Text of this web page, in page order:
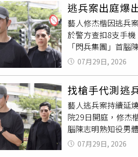
有任何勢力公開威
「MST Marquee」
今也可能面臨風險
海事安全公司「
將大幅推升戰爭風
運費分析師萊特
程、更高的運費所
Energy）大西洋液
面臨威脅，「現階
（Persian Gulf）
地阿拉伯也已將大
脅並展開攻擊，使
逃兵案出庭爆
藝人修杰楷因逃兵
於警方查扣8支手
「閃兵集團」首
謝坤達、棒棒堂成
修杰楷等人在
院29日召開準備庭
萬元，其律師則辯
修杰楷律師稱，他
歉，服役期間還投
外稱自己這段時間
07月29日, 2026
找槍手代測逃
藝人逃兵案持續延
院29日開庭，修杰
腦陳志明熟知役男
成員小杰（本名廖
2025年遭拘提到
07月29日, 2026